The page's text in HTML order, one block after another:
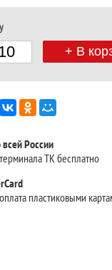
+ В
России
ТК бесплатно
пластиковыми